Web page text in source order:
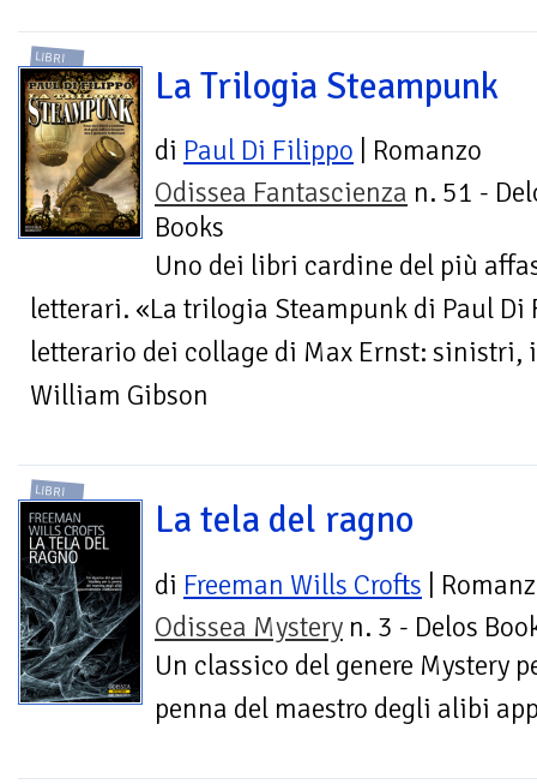
LIBRI
La Trilogia Steampunk
di Paul Di Filippo | Romanzo
Odissea Fantascienza n. 51 -
Books
Uno dei libri cardine del più
letterari. «La trilogia Steampunk di Paul Di
letterario dei collage di Max Ernst: sinistri,
William Gibson
LIBRI
La tela del ragno
di Freeman Wills Crofts |
Odissea Mystery n. 3 - Delos
Un classico del genere Mystery
penna del maestro degli alibi